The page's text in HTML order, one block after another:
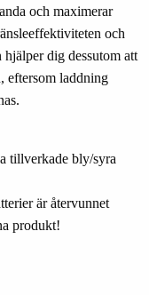
och maximerar
och
dig dessutom att
eftersom laddning
tillverkade bly/syra
är återvunnet
produkt!